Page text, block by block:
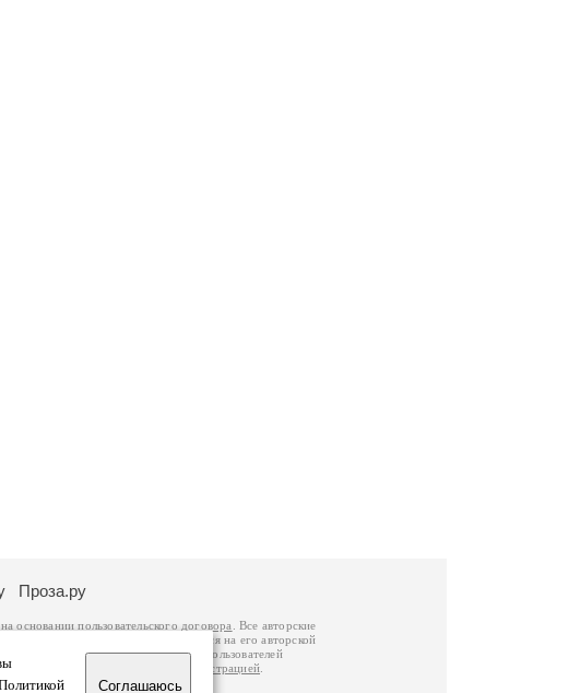
Соглашаюсь
Проза.ру
на основаниипользовательского договора
. Все авторские
к которому вы можете обратиться на его авторской
Российской Федерации. Данные пользователей
о портале связаться с администрацией